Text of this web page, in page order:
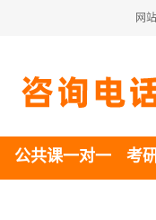
网
公共课一对一 考